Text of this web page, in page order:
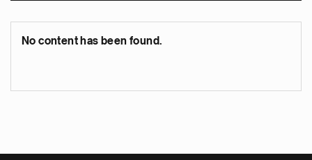
No content has been found.